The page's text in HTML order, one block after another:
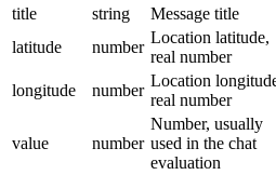
title
string Message title
latitude
number
Location latitude,
real number
longitude
number
Location
real number
value number
Number, usually
used in the chat
evaluation